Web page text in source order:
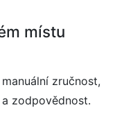
místu
zručnost,
zodpovědnost.